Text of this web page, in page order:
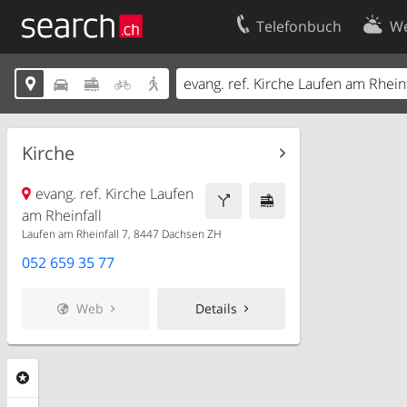
Telefonbuch
    
Kirche
evang. ref. Kirche Laufen
am Rheinfall
Laufen am Rheinfall 7, 8447 Dachsen ZH
052 659 35 77
Web Details
Ihr Eintrag
Kundencenter Geschäftskunden
Impressum
Kontakt